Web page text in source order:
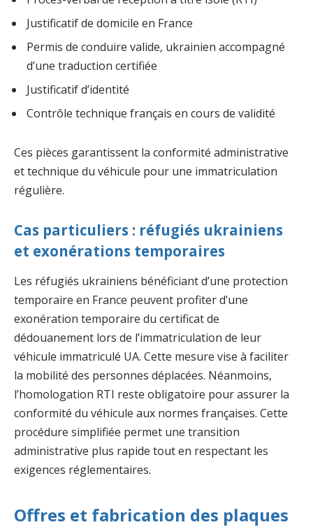
Justificatif de domicile en France
Permis de conduire valide, ukrainien accompagné
d’une traduction certifiée
Justificatif d’identité
Contrôle technique français en cours de validité
Ces pièces garantissent la conformité administrative
et technique du véhicule pour une immatriculation
régulière.
Cas particuliers : réfugiés ukrainiens
et exonérations temporaires
Les réfugiés ukrainiens bénéficiant d’une protection
temporaire en France peuvent profiter d’une
exonération temporaire du certificat de
dédouanement lors de l’immatriculation de leur
véhicule immatriculé UA. Cette mesure vise à faciliter
la mobilité des personnes déplacées. Néanmoins,
l’homologation RTI reste obligatoire pour assurer la
conformité du véhicule aux normes françaises. Cette
procédure simplifiée permet une transition
administrative plus rapide tout en respectant les
exigences réglementaires.
Offres et fabrication des plaques